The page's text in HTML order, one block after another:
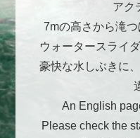
アク
7mの高さから滝
ウォータースライ
豪快な水しぶきに
An English
Please check the